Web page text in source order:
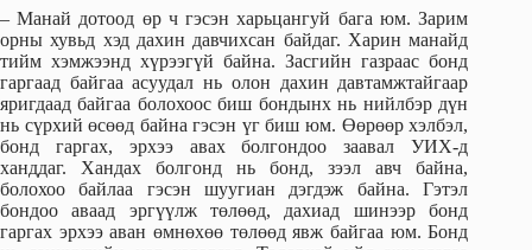
– Манай дотоод өр ч гэсэн харьцангуй бага юм. Зарим
орны хувьд хэд дахин давчихсан байдаг. Харин манайд
тийм хэмжээнд хүрээгүй байна. Засгийн газраас бонд
гаргаад байгаа асуудал нь олон дахин давтамжтайгаар
яригдаад байгаа болохоос биш бондынх нь нийлбэр дүн
нь сүрхий өсөөд байна гэсэн үг биш юм. Өөрөөр хэлбэл,
бонд гаргах, эрхээ авах болгондоо заавал УИХ-д
ханддаг. Хандах болгонд нь бонд, зээл авч байна,
болохоо байлаа гэсэн шуугиан дэгдэж байна. Гэтэл
бондоо аваад эргүүлж төлөөд, дахиад шинээр бонд
гаргах эрхээ аван өмнөхөө төлөөд явж байгаа юм. Бонд